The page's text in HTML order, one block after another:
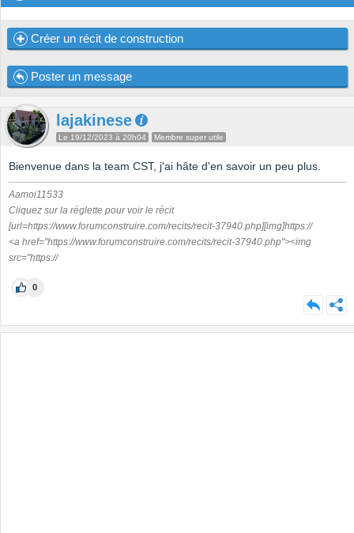
Créer un récit de construction
Poster un message
lajakinese
Le 19/12/2023 à 20h04 Membre super utile
Bienvenue dans la team CST, j'ai hâte d'en savoir un peu plus.
Aamoi11533
Cliquez sur la réglette pour voir le récit
[url=https://www.forumconstruire.com/recits/recit-37940.php][img]https://
<a href="https://www.forumconstruire.com/recits/recit-37940.php"><img
src="https://
0